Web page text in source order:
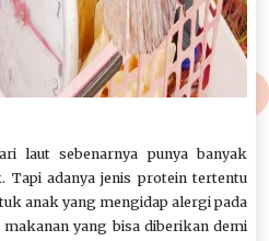
laut sebenarnya punya banyak
Tapi adanya jenis protein tertentu
anak yang mengidap alergi pada
yang bisa diberikan demi